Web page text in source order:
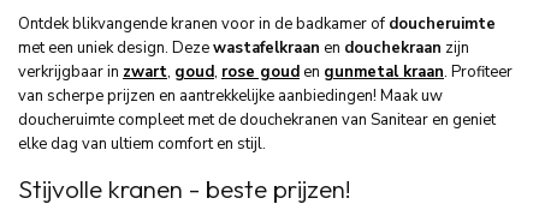
Ontdek blikvangende kranen voor in de badkamer of doucheruimte
met een uniek design. Dezewastafelkraan en douchekraan zijn
verkrijgbaar in zwart, goud, rose gouden gunmetal kraan. Profiteer
van scherpe prijzen en aantrekkelijke aanbiedingen! Maak uw
doucheruimte compleet met de douchekranen van Sanitear en geniet
elke dag van ultiem comfort en stijl.
Stijvolle kranen - beste prijzen!